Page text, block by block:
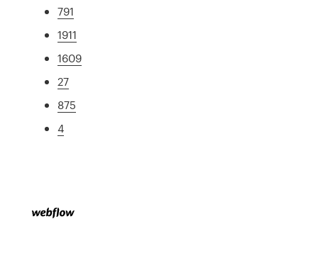
791
1911
1609
27
875
4